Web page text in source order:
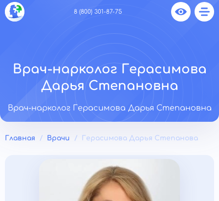
8 (800) 301-87-75
Врач-нарколог Герасимова
Дарья Степановна
Врач-нарколог Герасимова Дарья Степановна
Главная Врачи Герасимова Дарья Степанова